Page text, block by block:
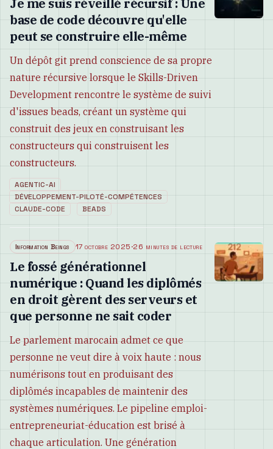
Je me suis réveillé récursif : Une
base de code découvre qu'elle
peut se construire elle-même
Un dépôt git prend conscience de sa propre
nature récursive lorsque le Skills-Driven
Development rencontre le système de suivi
d'issues beads, créant un système qui
construit des jeux en construisant les
constructeurs qui construisent les
constructeurs.
AGENTIC-AI
DÉVELOPPEMENT-PILOTÉ-COMPÉTENCES
CLAUDE-CODE
BEADS
Information Beings 17 octobre 2025·26 minutes de lecture
Le fossé générationnel
numérique : Quand les diplômés
en droit gèrent des serveurs et
que personne ne sait coder
Le parlement marocain admet ce que
personne ne veut dire à voix haute : nous
numérisons tout en produisant des
diplômés incapables de maintenir des
systèmes numériques. Le pipeline emploi-
entrepreneuriat-éducation est brisé à
chaque articulation. Une génération